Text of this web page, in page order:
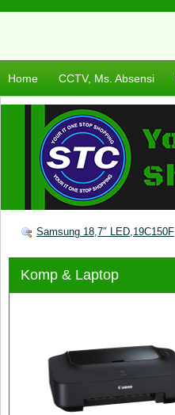
Home CCTV, Ms. Absensi
Samsung 18,7″ LED,19C150F
Komp & Laptop